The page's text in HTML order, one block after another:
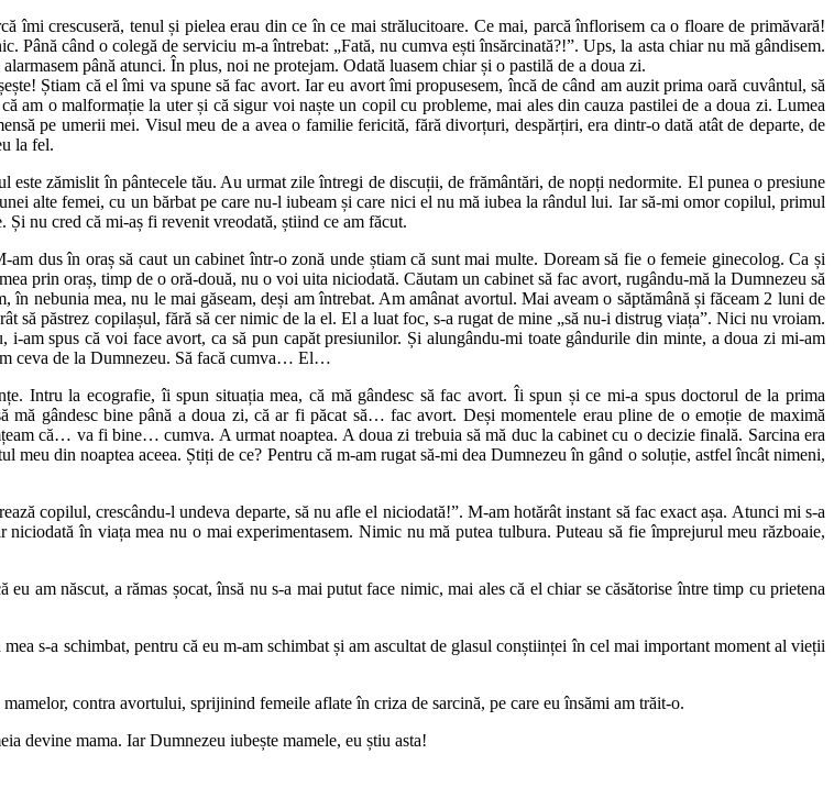
crescuseră, tenul și pielea erau din ce în ce mai strălucitoare. Ce mai, parcă înflorisem ca o floare de primăvară!
când o colegă de serviciu m-a întrebat: „Fată, nu cumva ești însărcinată?!”. Ups, la asta chiar nu mă gândisem.
până atunci. În plus, noi ne protejam. Odată luasem chiar și o pastilă de a doua zi.
Știam că el îmi va spune să fac avort. Iar eu avort îmi propusesem, încă de când am auzit prima oară cuvântul, să
am o malformație la uter și că sigur voi naște un copil cu probleme, mai ales din cauza pastilei de a doua zi. Lumea
pe umerii mei. Visul meu de a avea o familie fericită, fără divorțuri, despărțiri, era dintr-o dată atât de departe, de
la fel.
zămislit în pântecele tău. Au urmat zile întregi de discuții, de frământări, de nopți nedormite. El punea o presiune
alte femei, cu un bărbat pe care nu-l iubeam și care nici el nu mă iubea la rândul lui. Iar să-mi omor copilul, primul
nu cred că mi-aș fi revenit vreodată, știind ce am făcut.
dus în oraș să caut un cabinet într-o zonă unde știam că sunt mai multe. Doream să fie o femeie ginecolog. Ca și
prin oraș, timp de o oră-două, nu o voi uita niciodată. Căutam un cabinet să fac avort, rugându-mă la Dumnezeu să
nebunia mea, nu le mai găseam, deși am întrebat. Am amânat avortul. Mai aveam o săptămână și făceam 2 luni de
să păstrez copilașul, fără să cer nimic de la el. El a luat foc, s-a rugat de mine „să nu-i distrug viața”. Nici nu vroiam.
am spus că voi face avort, ca să pun capăt presiunilor. Și alungându-mi toate gândurile din minte, a doua zi mi-am
ceva de la Dumnezeu. Să facă cumva… El…
Intru la ecografie, îi spun situația mea, că mă gândesc să fac avort. Îi spun și ce mi-a spus doctorul de la prima
gândesc bine până a doua zi, că ar fi păcat să… fac avort. Deși momentele erau pline de o emoție de maximă
că… va fi bine… cumva. A urmat noaptea. A doua zi trebuia să mă duc la cabinet cu o decizie finală. Sarcina era
din noaptea aceea. Știți de ce? Pentru că m-am rugat să-mi dea Dumnezeu în gând o soluție, astfel încât nimeni,
copilul, crescându-l undeva departe, să nu afle el niciodată!”. M-am hotărât instant să fac exact așa. Atunci mi s-a
în viața mea nu o mai experimentasem. Nimic nu mă putea tulbura. Puteau să fie împrejurul meu războaie,
am născut, a rămas șocat, însă nu s-a mai putut face nimic, mai ales că el chiar se căsătorise între timp cu prietena
s-a schimbat, pentru că eu m-am schimbat și am ascultat de glasul conștiinței în cel mai important moment al vieții
contra avortului, sprijinind femeile aflate în criza de sarcină, pe care eu însămi am trăit-o.
devine mama. Iar Dumnezeu iubește mamele, eu știu asta!